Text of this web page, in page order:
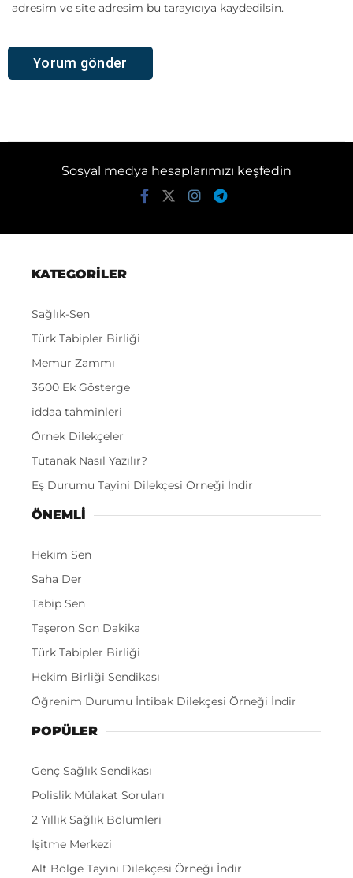
adresim ve site adresim bu tarayıcıya kaydedilsin.
Sosyal medya hesaplarımızı keşfedin
KATEGORİLER
Sağlık-Sen
Türk Tabipler Birliği
Memur Zammı
3600 Ek Gösterge
iddaa tahminleri
Örnek Dilekçeler
Tutanak Nasıl Yazılır?
Eş Durumu Tayini Dilekçesi Örneği İndir
ÖNEMLI
Hekim Sen
Saha Der
Tabip Sen
Taşeron Son Dakika
Türk Tabipler Birliği
Hekim Birliği Sendikası
Öğrenim Durumu İntibak Dilekçesi Örneği İndir
POPÜLER
Genç Sağlık Sendikası
Polislik Mülakat Soruları
2 Yıllık Sağlık Bölümleri
İşitme Merkezi
Alt Bölge Tayini Dilekçesi Örneği İndir